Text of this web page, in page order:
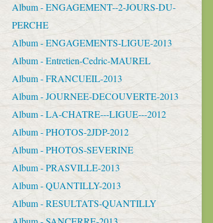
Album - ENGAGEMENT--2-JOURS-DU-
PERCHE
Album - ENGAGEMENTS-LIGUE-2013
Album - Entretien-Cedric-MAUREL
Album - FRANCUEIL-2013
Album - JOURNEE-DECOUVERTE-2013
Album - LA-CHATRE---LIGUE---2012
Album - PHOTOS-2JDP-2012
Album - PHOTOS-SEVERINE
Album - PRASVILLE-2013
Album - QUANTILLY-2013
Album - RESULTATS-QUANTILLY